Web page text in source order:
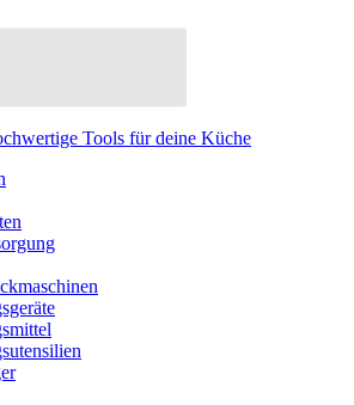
Tools für deine Küche